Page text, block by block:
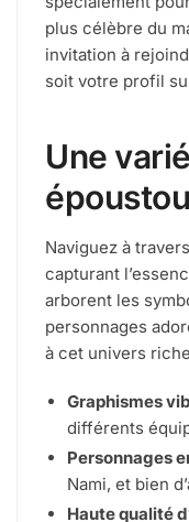
plus célèbre du
invitation à
soit votre profil
Une
Naviguez à
capturant
arborent les
personnages
à cet univers
Graphismes
différents
Personnages
Nami, et bien
Haute qualité